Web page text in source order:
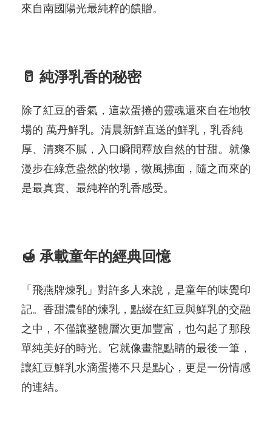
來自南國陽光最純粹的饋贈。
🥛 純淨乳香的秘密
除了紅豆的香氣，這款蛋捲的靈魂還來自在地牧
場的 萬丹鮮乳。清晨新鮮直送的鮮乳，乳香純
厚、清爽不膩，入口瞬間釋放自然的甘甜。就像
漫步在綠意盎然的牧場，微風拂面，隨之而來的
是最真實、最純粹的乳香感受。
🍯 承載童年的經典回憶
「飛燕牌煉乳」對許多人來說，是童年的味覺印
記。香甜濃郁的煉乳，點綴在紅豆與鮮乳的交融
之中，不僅讓整體層次更加豐富，也勾起了那段
單純美好的時光。它就像畫龍點睛的最後一筆，
讓紅豆鮮乳水滴蛋捲不只是點心，更是一份情感
的連結。